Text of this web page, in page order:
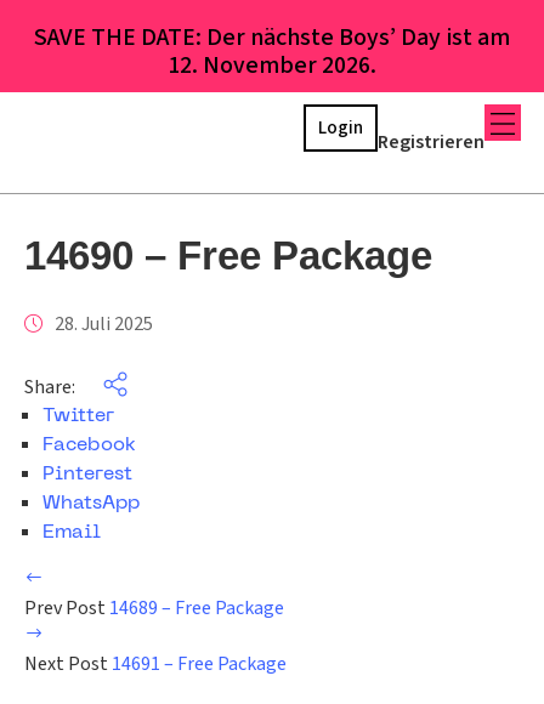
SAVE THE DATE: Der nächste Boys’ Day ist am
12. November 2026.
Registrieren
Login
14690 – Free Package
28. Juli 2025
Share:
Twitter
Facebook
Pinterest
WhatsApp
Email
Prev Post 14689 – Free Package
Next Post 14691 – Free Package